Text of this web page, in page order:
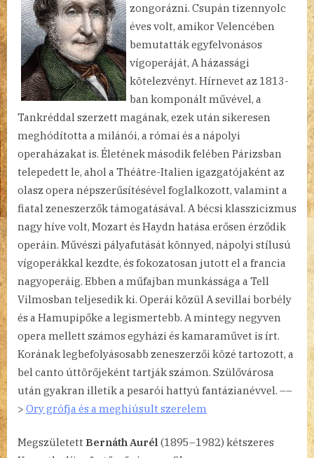
zongorázni. Csupán tizennyolc
éves volt, amikor Velencében
bemutatták egyfelvonásos
vígoperáját, A házassági
kötelezvényt. Hírnevet az 1813-
ban komponált művével, a
Tankréddal szerzett magának, ezek után sikeresen
meghódította a milánói, a római és a nápolyi
operaházakat is. Életének második felében Párizsban
telepedett le, ahol a Théâtre-Italien igazgatójaként az
olasz opera népszerűsítésével foglalkozott, valamint a
fiatal zeneszerzők támogatásával. A bécsi klasszicizmus
nagy híve volt, Mozart és Haydn hatása erősen érződik
operáin. Művészi pályafutását könnyed, nápolyi stílusú
vígoperákkal kezdte, és fokozatosan jutott el a francia
nagyoperáig. Ebben a műfajban munkássága a Tell
Vilmosban teljesedik ki. Operái közül A sevillai borbély
és a Hamupipőke a legismertebb. A mintegy negyven
opera mellett számos egyházi és kamaraművet is írt.
Korának legbefolyásosabb zeneszerzői közé tartozott, a
bel canto úttörőjeként tartják számon. Szülővárosa
után gyakran illetik a pesarói hattyú fantázianévvel. ––
> Ory grófja és a meghiúsult szerelem
Megszületett Bernáth Aurél (1895–1982) kétszeres